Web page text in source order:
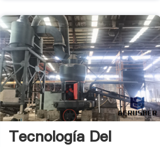
Tecnología Del